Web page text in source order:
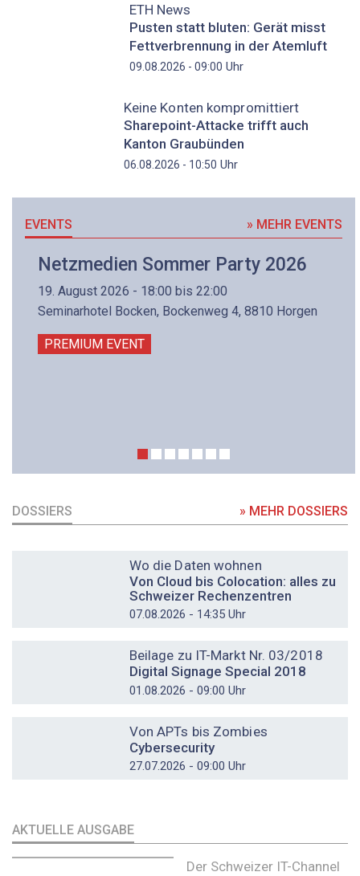
ETH News
Pusten statt bluten: Gerät misst
Fettverbrennung in der Atemluft
09.08.2026 - 09:00 Uhr
Keine Konten kompromittiert
Sharepoint-Attacke trifft auch
Kanton Graubünden
06.08.2026 - 10:50 Uhr
EVENTS » MEHR EVENTS
Netzmedien Sommer Party 2026
19. August 2026 - 18:00 bis 22:00
Seminarhotel Bocken, Bockenweg 4, 8810 Horgen
PREMIUM EVENT
DOSSIERS » MEHR DOSSIERS
Wo die Daten wohnen
Von Cloud bis Colocation: alles zu
Schweizer Rechenzentren
07.08.2026 - 14:35 Uhr
Beilage zu IT-Markt Nr. 03/2018
Digital Signage Special 2018
01.08.2026 - 09:00 Uhr
Von APTs bis Zombies
Cybersecurity
27.07.2026 - 09:00 Uhr
AKTUELLE AUSGABE
Der Schweizer IT-Channel